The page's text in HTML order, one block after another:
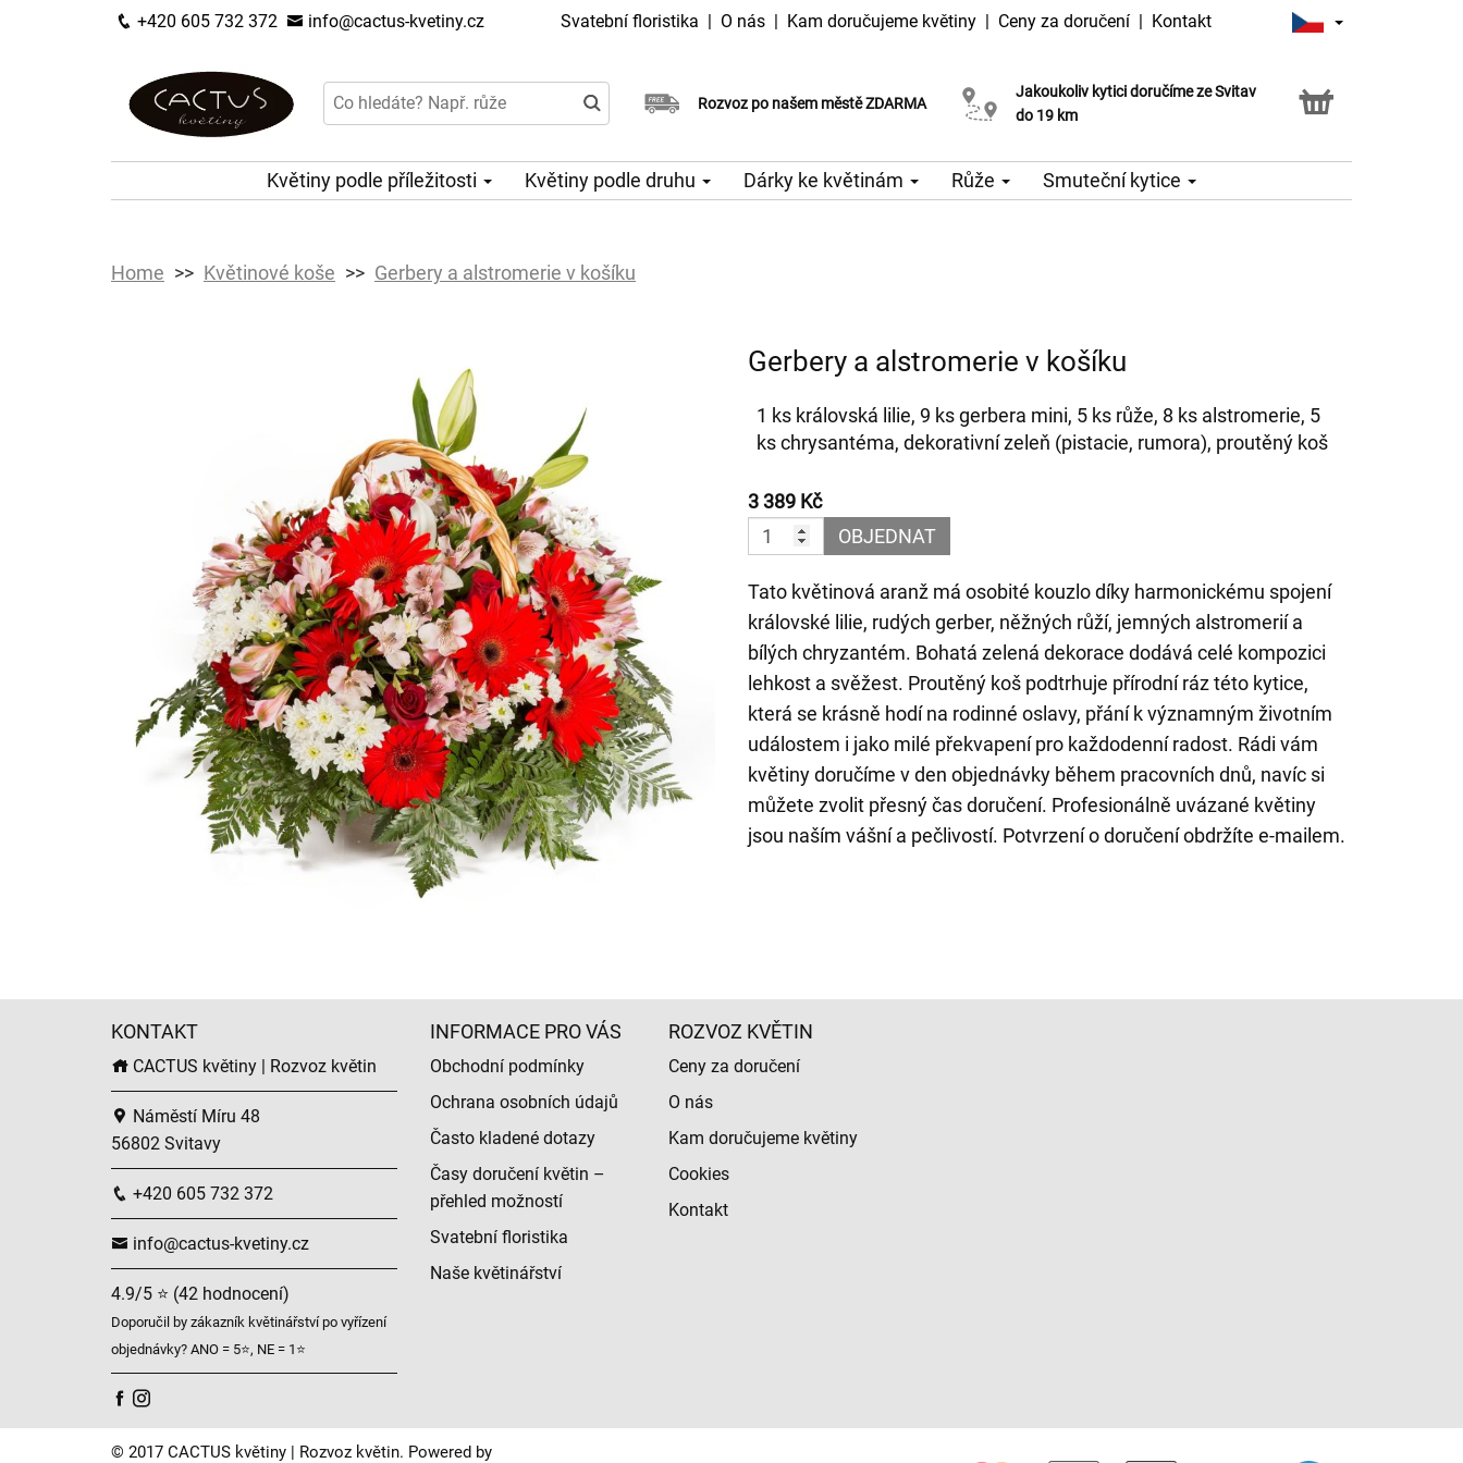
+420 605 732 372 info@cactus-kvetiny.cz Svatební floristika | O nás | Kam doručujeme květiny | Ceny za doručení | Kontakt
Rozvoz po našem městě ZDARMA
Doručujeme již v den objednávky
Možný výběr času a dne doručení
Jakoukoliv kytici doručíme ze Svitav
do 19 km
Možnost vyzvednout v naší květince
Květiny podle příležitosti Květiny podle druhu Dárky ke květinám Růže Smuteční kytice
Home Květinové koše Gerbery a alstromerie v košíku
Gerbery a alstromerie v košíku
1 ks královská lilie, 9 ks gerbera mini, 5 ks růže, 8 ks alstromerie, 5
ks chrysantéma, dekorativní zeleň (pistacie, rumora), proutěný koš
3 389 Kč
OBJEDNAT
Tato květinová aranž má osobité kouzlo díky harmonickému spojení
královské lilie, rudých gerber, něžných růží, jemných alstromerií a
bílých chryzantém. Bohatá zelená dekorace dodává celé kompozici
lehkost a svěžest. Proutěný koš podtrhuje přírodní ráz této kytice,
která se krásně hodí na rodinné oslavy, přání k významným životním
událostem i jako milé překvapení pro každodenní radost. Rádi vám
květiny doručíme v den objednávky během pracovních dnů, navíc si
můžete zvolit přesný čas doručení. Profesionálně uvázané květiny
jsou naším vášní a pečlivostí. Potvrzení o doručení obdržíte e-mailem.
KONTAKT
CACTUS květiny | Rozvoz květin
Náměstí Míru 48
56802 Svitavy
+420 605 732 372
info@cactus-kvetiny.cz
4.9/5 ⭐ (42 hodnocení)
Doporučil by zákazník květinářství po vyřízení
objednávky? ANO = 5⭐, NE = 1⭐
INFORMACE PRO VÁS
Obchodní podmínky
Ochrana osobních údajů
Často kladené dotazy
Časy doručení květin –
přehled možností
Svatební floristika
Naše květinářství
ROZVOZ KVĚTIN
Ceny za doručení
O nás
Kam doručujeme květiny
Cookies
Kontakt
© 2017 CACTUS květiny | Rozvoz květin. Powered by